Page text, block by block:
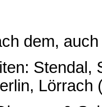
dem,
Stendal,
Lörrach